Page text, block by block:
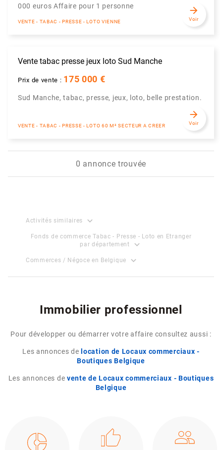
000 euros Affaire pour 1 personne
VENTE - TABAC - PRESSE - LOTO VIENNE
arrow_forward
Voir
Vente tabac presse jeux loto Sud Manche
Prix de vente : 175 000 €
Sud Manche, tabac, presse, jeux, loto, belle prestation.
VENTE - TABAC - PRESSE - LOTO 60 M² SECTEUR A CREER
arrow_forward
Voir
0 annonce trouvée
Activités similaires expand_more
Fonds de commerce Tabac - Presse - Loto en Etranger
par département
expand_more
Commerces / Négoce en Belgique expand_more
Immobilier professionnel
Pour développer ou démarrer votre affaire consultez aussi :
Les annonces de location de Locaux commerciaux -
Boutiques Belgique
Les annonces de vente de Locaux commerciaux - Boutiques
Belgique